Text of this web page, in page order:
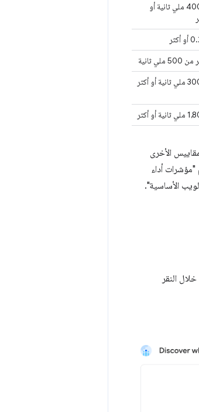
‫4000 ملي ثانية أو
أكثر
ملي ثانية
أو أكثر
أو أكثر
الأخرى
أداء
الأساسية".
النقر